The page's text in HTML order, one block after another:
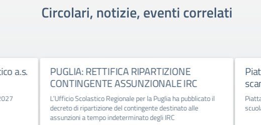
Circolari, notizie, eventi correlati
a.s. PUGLIA: RETTIFICA RIPARTIZIONE
CONTINGENTE ASSUNZIONALE IRC
L’Ufficio Scolastico Regionale per la Puglia ha pubblicato il
decreto di ripartizione del contingente destinato alle
assunzioni a tempo indeterminato degli IRC